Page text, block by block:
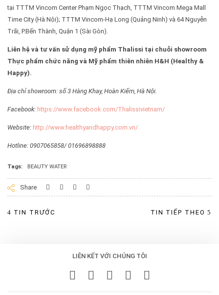
tại TTTM Vincom Center Phạm Ngọc Thạch, TTTM Vincom Mega Mall
Time City (Hà Nội); TTTM Vincom-Hạ Long (Quảng Ninh) và 64 Nguyễn
Trãi, P.Bến Thành, Quận 1 (Sài Gòn).
Liên hệ và tư vấn sử dụng mỹ phẩm Thalissi tại chuỗi showroom
Thực phẩm chức năng và Mỹ phẩm thiên nhiên H&H (Healthy &
Happy).
Địa chỉ showroom: số 3 Hàng Khay, Hoàn Kiếm, Hà Nội.
Facebook: https://www.facebook.com/Thalissivietnam/
Website: http://www.healthyandhappy.com.vn/
Hotline: 0907065858/ 01696898888
Tags: BEAUTY WATER
Share Facebook
TwitterLinkedin
TIN TRƯỚC TIN TIẾP THEO
LIÊN KẾT VỚI CHÚNG TÔI